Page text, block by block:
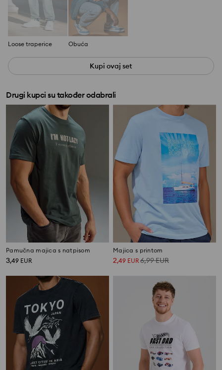
Loose traperice Obuća
Kupi ovaj set
Drugi kupci su također odabrali
Pamučna majica s natpisom
3,49 EUR
Majica s printom
2,49 EUR6,99EUR